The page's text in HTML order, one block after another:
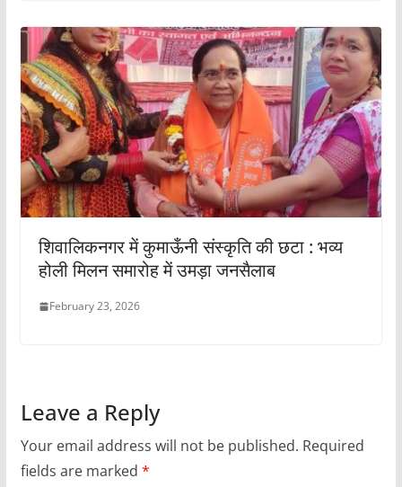
शिवालिकनगर में कुमाऊँनी संस्कृति की छटा : भव्य
होली मिलन समारोह में उमड़ा जनसैलाब
February 23, 2026
Leave a Reply
Your email address will not be published. Required
fields are marked *